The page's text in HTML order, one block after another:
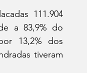
a 83,9% do
13,2% dos
tiveram